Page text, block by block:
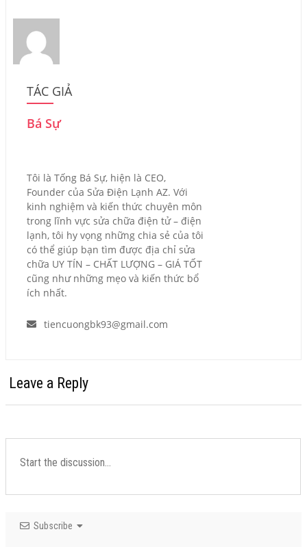
TÁC GIẢ
Bá Sự
Tôi là Tống Bá Sự, hiện là CEO,
Founder của Sửa Điện Lạnh AZ. Với
kinh nghiệm và kiến thức chuyên môn
trong lĩnh vực sửa chữa điện tử – điện
lạnh, tôi hy vọng những chia sẻ của tôi
có thể giúp bạn tìm được địa chỉ sửa
chữa UY TÍN – CHẤT LƯỢNG – GIÁ TỐT
cũng như những mẹo và kiến thức bổ
ích nhất.
tiencuongbk93@gmail.com
Leave a Reply
Subscribe